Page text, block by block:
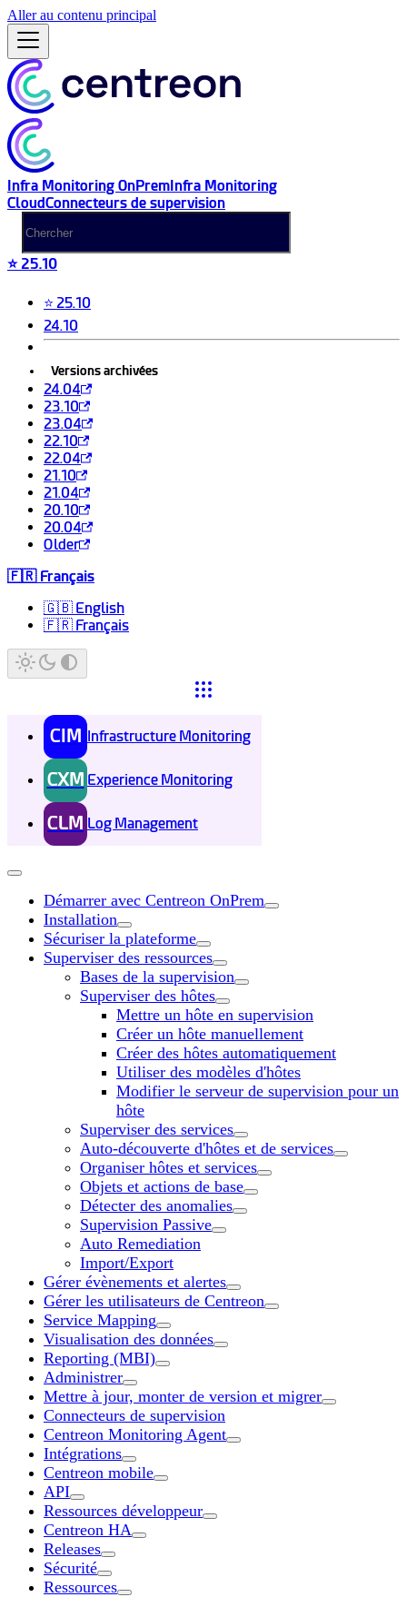
Aller au contenu principal
Infra Monitoring OnPremInfra Monitoring
CloudConnecteurs de supervision
⭐ 25.10
⭐ 25.10
24.10
Versions archivées
24.04
23.10
23.04
22.10
22.04
21.10
21.04
20.10
20.04
Older
🇫🇷 Français
🇬🇧 English
🇫🇷 Français
CIM Infrastructure Monitoring
CXM Experience Monitoring
CLM Log Management
Démarrer avec Centreon OnPrem
Installation
Sécuriser la plateforme
Superviser des ressources
Bases de la supervision
Superviser des hôtes
Mettre un hôte en supervision
Créer un hôte manuellement
Créer des hôtes automatiquement
Utiliser des modèles d'hôtes
Modifier le serveur de supervision pour un
hôte
Superviser des services
Auto-découverte d'hôtes et de services
Organiser hôtes et services
Objets et actions de base
Détecter des anomalies
Supervision Passive
Auto Remediation
Import/Export
Gérer évènements et alertes
Gérer les utilisateurs de Centreon
Service Mapping
Visualisation des données
Reporting (MBI)
Administrer
Mettre à jour, monter de version et migrer
Connecteurs de supervision
Centreon Monitoring Agent
Intégrations
Centreon mobile
API
Ressources développeur
Centreon HA
Releases
Sécurité
Ressources